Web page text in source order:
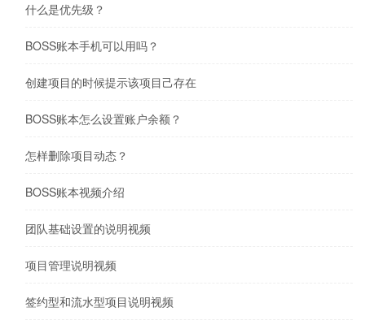
什么是优先级？
BOSS账本手机可以用吗？
创建项目的时候提示该项目己存在
BOSS账本怎么设置账户余额？
怎样删除项目动态？
BOSS账本视频介绍
团队基础设置的说明视频
项目管理说明视频
签约型和流水型项目说明视频